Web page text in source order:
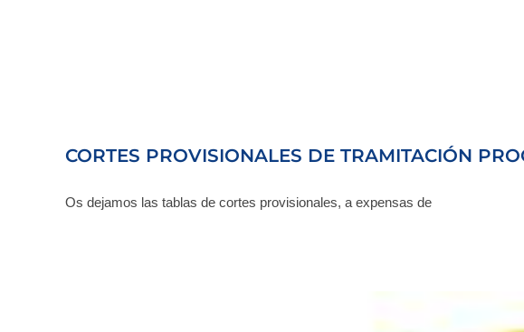
CORTES PROVISIONALES DE TRAMITACIÓN
Os dejamos las tablas de cortes provisionales, a expensas de